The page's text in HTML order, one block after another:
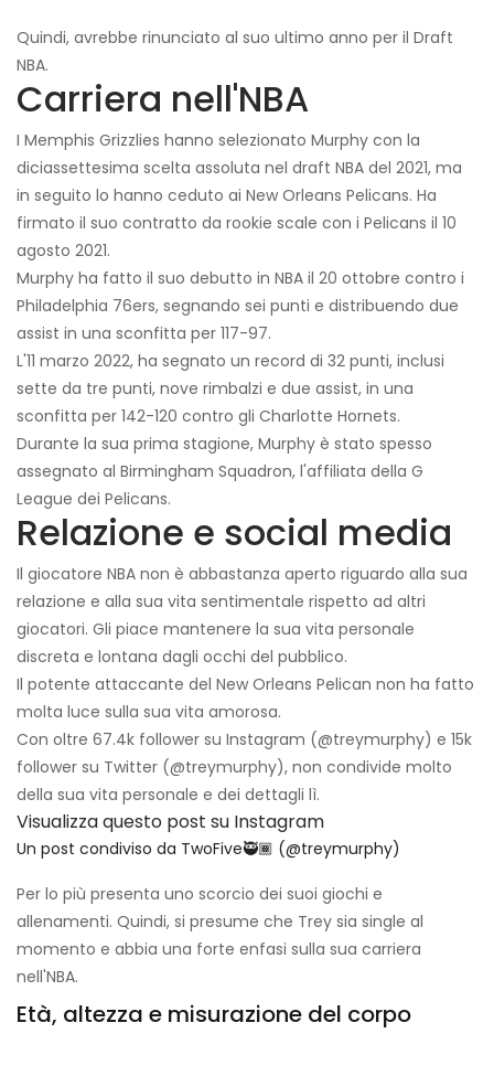
Quindi, avrebbe rinunciato al suo ultimo anno per il Draft
NBA.
Carriera nell'NBA
I Memphis Grizzlies hanno selezionato Murphy con la
diciassettesima scelta assoluta nel draft NBA del 2021, ma
in seguito lo hanno ceduto ai New Orleans Pelicans. Ha
firmato il suo contratto da rookie scale con i Pelicans il 10
agosto 2021.
Murphy ha fatto il suo debutto in NBA il 20 ottobre contro i
Philadelphia 76ers, segnando sei punti e distribuendo due
assist in una sconfitta per 117-97.
L'11 marzo 2022, ha segnato un record di 32 punti, inclusi
sette da tre punti, nove rimbalzi e due assist, in una
sconfitta per 142-120 contro gli Charlotte Hornets.
Durante la sua prima stagione, Murphy è stato spesso
assegnato al Birmingham Squadron, l'affiliata della G
League dei Pelicans.
Relazione e social media
Il giocatore NBA non è abbastanza aperto riguardo alla sua
relazione e alla sua vita sentimentale rispetto ad altri
giocatori. Gli piace mantenere la sua vita personale
discreta e lontana dagli occhi del pubblico.
Il potente attaccante del New Orleans Pelican non ha fatto
molta luce sulla sua vita amorosa.
Con oltre 67.4k follower su Instagram (@treymurphy) e 15k
follower su Twitter (@treymurphy), non condivide molto
della sua vita personale e dei dettagli lì.
Visualizza questo post su Instagram
Un post condiviso da TwoFive🥷🏾 (@treymurphy)
Per lo più presenta uno scorcio dei suoi giochi e
allenamenti. Quindi, si presume che Trey sia single al
momento e abbia una forte enfasi sulla sua carriera
nell'NBA.
Età, altezza e misurazione del corpo